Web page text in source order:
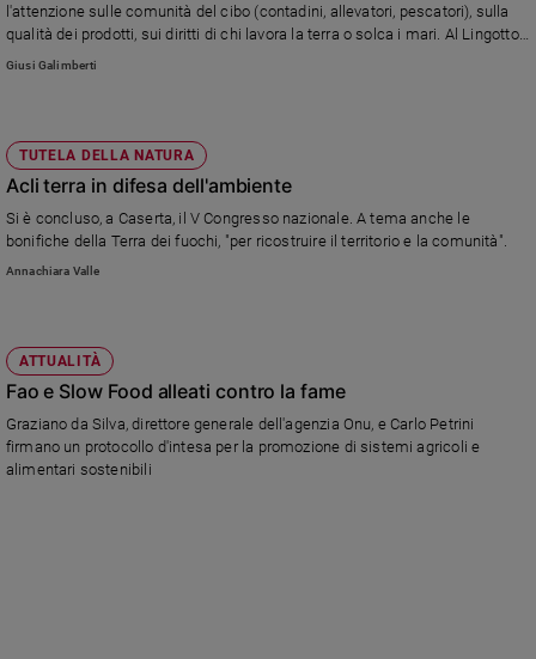
l'attenzione sulle comunità del cibo (contadini, allevatori, pescatori), sulla
qualità dei prodotti, sui diritti di chi lavora la terra o solca i mari. Al Lingotto
di Torino l'eco dell'Expo 2015 che prossimamente si occuperà di temi
Giusi Galimberti
TUTELA DELLA NATURA
Acli terra in difesa dell'ambiente
Si è concluso, a Caserta, il V Congresso nazionale. A tema anche le
bonifiche della Terra dei fuochi, "per ricostruire il territorio e la comunità".
Annachiara Valle
ATTUALITÀ
Fao e Slow Food alleati contro la fame
Graziano da Silva, direttore generale dell'agenzia Onu, e Carlo Petrini
firmano un protocollo d'intesa per la promozione di sistemi agricoli e
alimentari sostenibili